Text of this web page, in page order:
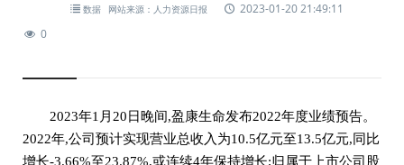
数据 网站来源：人力资源日报
2023-01-20 21:49:11
0
2023年1月20日晚间,盈康生命发布2022年度业绩预告。
2022年,公司预计实现营业总收入为10.5亿元至13.5亿元,同比
增长-3.66%至23.87%,或连续4年保持增长;归属于上市公司股